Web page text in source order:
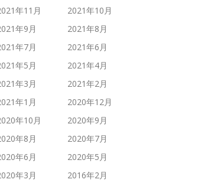
年11月
2021年10月
年9月
2021年8月
年7月
2021年6月
年5月
2021年4月
年3月
2021年2月
年1月
2020年12月
年10月
2020年9月
年8月
2020年7月
年6月
2020年5月
年3月
2016年2月